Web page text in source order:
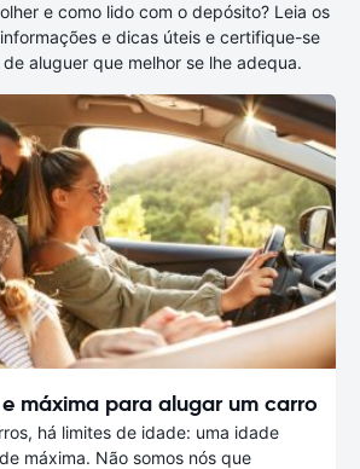
e como lido com o depósito? Leia os
e dicas úteis e certifique-se
aluguer que melhor se lhe adequa.
máxima para alugar um carro
há limites de idade: uma idade
máxima. Não somos nós que